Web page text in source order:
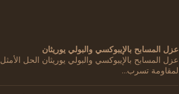
عزل المسابح بالإيبوكسي والبولي يوريثان
عزل المسابح بالإيبوكسي والبولي يوريثان الحل الأمثل
لمقاومة تسرب…